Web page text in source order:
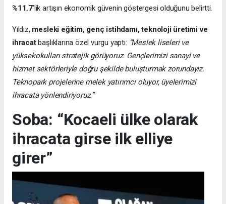
%11.7’lik artışın ekonomik güvenin göstergesi olduğunu belirtti.
Yıldız, mesleki eğitim, genç istihdamı, teknoloji üretimi ve
ihracatbaşlıklarına özel vurgu yaptı: “Meslek liseleri ve
yüksekokulları stratejik görüyoruz. Gençlerimizi sanayi ve
hizmet sektörleriyle doğru şekilde buluşturmak zorundayız.
Teknopark projelerine melek yatırımcı oluyor, üyelerimizi
ihracata yönlendiriyoruz.”
Soba: “Kocaeli ülke olarak
ihracata girse ilk elliye
girer”